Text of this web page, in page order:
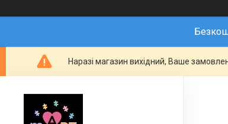
Наразі магазин вихідний, Ваше